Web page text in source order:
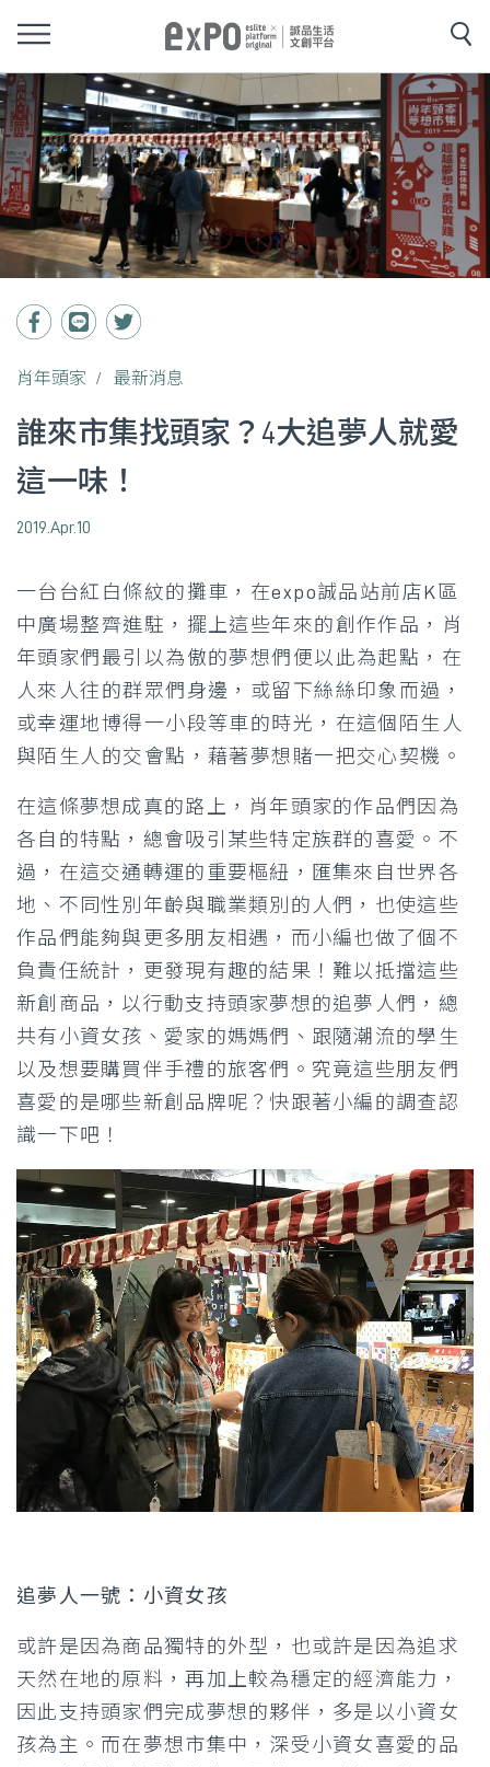
肖年頭家 最新消息
誰來市集找頭家？4大追夢人就愛
這一味！
2019.Apr.10
一台台紅白條紋的攤車，在expo誠品站前店K區
中廣場整齊進駐，擺上這些年來的創作作品，肖
年頭家們最引以為傲的夢想們便以此為起點，在
人來人往的群眾們身邊，或留下絲絲印象而過，
或幸運地博得一小段等車的時光，在這個陌生人
與陌生人的交會點，藉著夢想賭一把交心契機。
在這條夢想成真的路上，肖年頭家的作品們因為
各自的特點，總會吸引某些特定族群的喜愛。不
過，在這交通轉運的重要樞紐，匯集來自世界各
地、不同性別年齡與職業類別的人們，也使這些
作品們能夠與更多朋友相遇，而小編也做了個不
負責任統計，更發現有趣的結果！難以抵擋這些
新創商品，以行動支持頭家夢想的追夢人們，總
共有小資女孩、愛家的媽媽們、跟隨潮流的學生
以及想要購買伴手禮的旅客們。究竟這些朋友們
喜愛的是哪些新創品牌呢？快跟著小編的調查認
識一下吧！
追夢人一號：小資女孩
或許是因為商品獨特的外型，也或許是因為追求
天然在地的原料，再加上較為穩定的經濟能力，
因此支持頭家們完成夢想的夥伴，多是以小資女
孩為主。而在夢想市集中，深受小資女喜愛的品